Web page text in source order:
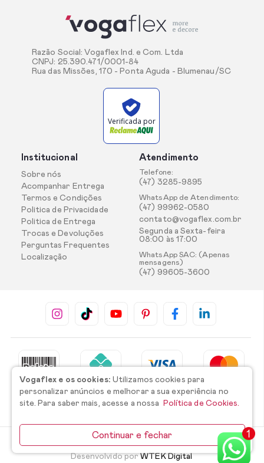
Razão Social: Vogaflex Ind. e Com. Ltda
CNPJ: 25.390.471/0001-84
Rua das Missões, 170 - Ponta Aguda - Blumenau/SC
Verificada por
Institucional
Sobre nós
Acompanhar Entrega
Termos e Condições
Politica de Privacidade
Politica de Entrega
Trocas e Devoluções
Perguntas Frequentes
Localização
Atendimento
Telefone:
(47) 3285-9895
WhatsApp de Atendimento:
(47) 99962-0580
contato@vogaflex.com.br
Segunda a Sexta-feira
08:00 às 17:00
WhatsApp SAC: (Apenas
mensagens)
(47) 99605-3600
©2026 Todos os direitos reservados.
Desenvolvido porWTEK Digital
Vogaflex e os cookies: Utilizamos cookies para
personalizar anúncios e melhorar a sua experiência no
site. Para saber mais, acesse a nossa
Política de Cookies.
Continuar e fechar